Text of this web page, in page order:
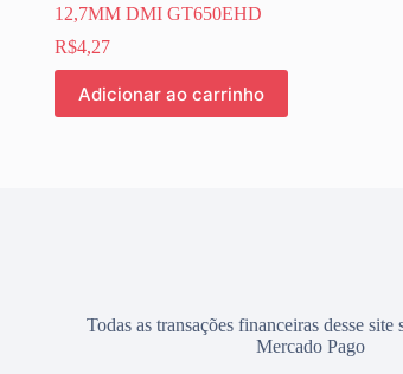
12,7MM DMI GT650EHD
R$4,27
Adicionar ao carrinho
Todas as transações financeiras desse site
Mercado Pago